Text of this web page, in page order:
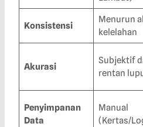
Konsistensi
Menurun
kelelahan
Akurasi
Subjektif
rentan
Penyimpanan
Data
Manual
(Kertas/